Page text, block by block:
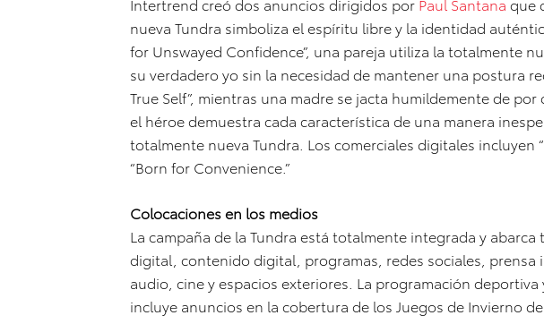
nueva Tundra simboliza el espíritu libre y la identidad
for Unswayed Confidence”, una pareja utiliza la totalmente
su verdadero yo sin la necesidad de mantener una postura
True Self”, mientras una madre se jacta humildemente de por
el héroe demuestra cada característica de una manera
totalmente nueva Tundra. Los comerciales digitales incluyen
“Born for Convenience.”
Colocaciones en los medios
La campaña de la Tundra está totalmente integrada y
digital, contenido digital, programas, redes sociales, prensa
audio, cine y espacios exteriores. La programación deportiva
incluye anuncios en la cobertura de los Juegos de Invierno